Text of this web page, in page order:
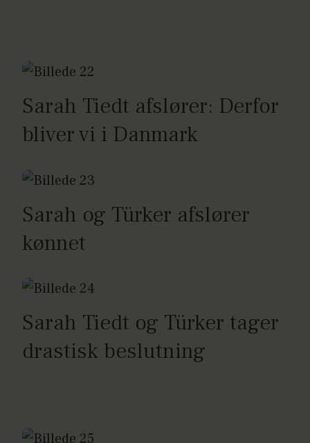
Sarah Tiedt afslører: Derfor
bliver vi i Danmark
Sarah og Türker afslører
kønnet
Sarah Tiedt og Türker tager
drastisk beslutning